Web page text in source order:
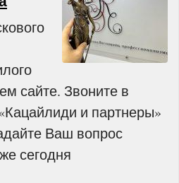
сайте. Звоните в
и партнеры»
Ваш вопрос
сегодня